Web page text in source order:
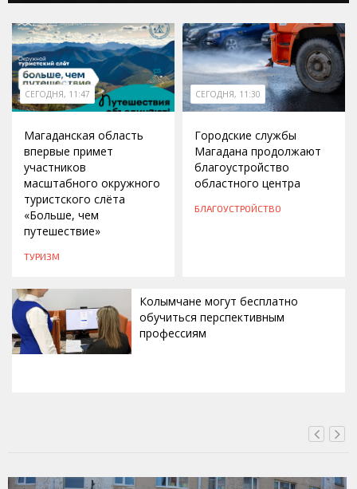
СЕГОДНЯ, 11:47
Магаданская область
впервые примет
участников
масштабного окружного
туристского слёта
«Больше, чем
путешествие»
ТУРИЗМ
СЕГОДНЯ, 11:30
Городские службы
Магадана продолжают
благоустройство
областного центра
БЛАГОУСТРОЙСТВО
Колымчане могут бесплатно
обучиться перспективным
профессиям